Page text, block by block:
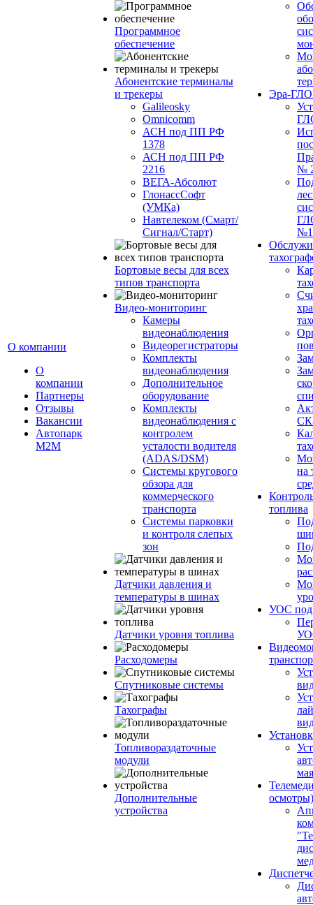
О компании
О
компании
Партнеры
Отзывы
Вакансии
Автопарк
М2М
Программное
обеспечение
Абонентские терминалы
и трекеры
Galileosky
Omnicomm
АСН под ПП РФ
1378
АСН под ПП РФ
2216
ВЕГА-Абсолют
ГлонассСофт
(УМКа)
Навтелеком (Смарт/
Сигнал/Старт)
Бортовые весы для всех
типов транспорта
Видео-мониторинг
Камеры
видеонаблюдения
Видеорегистраторы
Комплекты
видеонаблюдения
Дополнительное
оборудование
Комплекты
видеонаблюдения с
контролем
усталости водителя
(ADAS/DSM)
Системы кругового
обзора для
коммерческого
транспорта
Системы парковки
и контроля слепых
зон
Датчики давления и
температуры в шинах
Датчики уровня топлива
Расходомеры
Спутниковые системы
Тахографы
Топливораздаточные
модули
Дополнительные
устройства
Эра-
№
на
топлива
УОС
осмотры)